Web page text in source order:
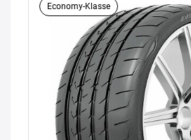
Economy-Klasse